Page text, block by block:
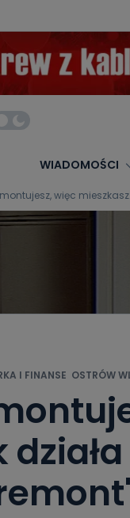
WIADOMOŚCI
więc
I FINANSE OSTRÓW